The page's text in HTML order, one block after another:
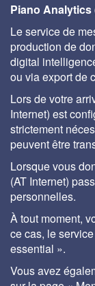
Piano
Le service de
production de
digital
ou via export de
Lors de votre
Internet) est
strictement
peuvent être
Lorsque vous
(AT Internet)
personnelles.
À tout moment,
ce cas, le
essential ».
Vous avez